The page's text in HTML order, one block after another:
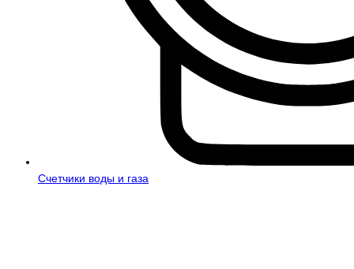
Счетчики воды и газа